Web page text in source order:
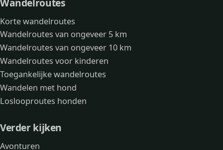
Korte wandelroutes
Wandelroutes van ongeveer 5 km
Wandelroutes van ongeveer 10 km
Wandelroutes voor kinderen
Toegankelijke wandelroutes
Wandelen met hond
Loslooproutes honden
Verder kijken
Avonturen